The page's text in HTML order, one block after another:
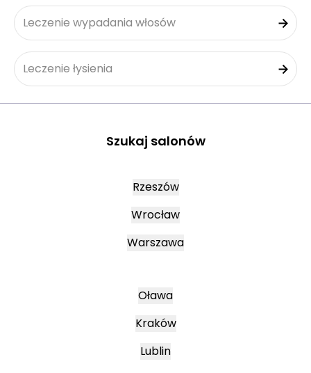
Leczenie wypadania włosów
Leczenie łysienia
Szukaj salonów
Rzeszów
Wrocław
Warszawa
Oława
Kraków
Lublin